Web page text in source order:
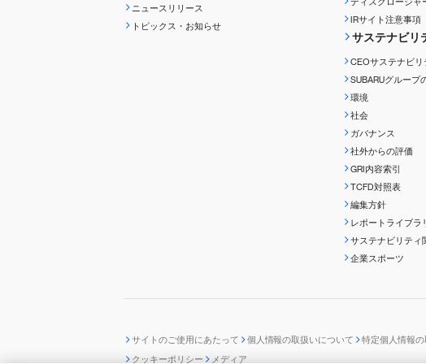
ニュースリリース
トピックス・お知らせ
IRサイト注意事項
サステナビリ
CEOサステナビリ
SUBARUグループ
環境
社会
ガバナンス
社外からの評価
GRI内容索引
TCFD対照表
編集方針
レポートライブラ
サステナビリティ
企業スポーツ
サイトのご使用にあたって 個人情報の取扱いについて 特定個人情報
クッキーポリシー
メディア